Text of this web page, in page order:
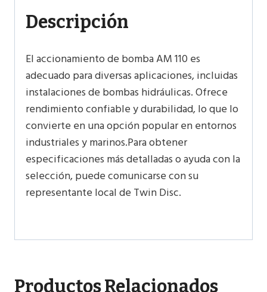
Descripción
El accionamiento de bomba AM 110 es
adecuado para diversas aplicaciones, incluidas
instalaciones de bombas hidráulicas. Ofrece
rendimiento confiable y durabilidad, lo que lo
convierte en una opción popular en entornos
industriales y marinos.Para obtener
especificaciones más detalladas o ayuda con la
selección, puede comunicarse con su
representante local de Twin Disc.
Productos Relacionados